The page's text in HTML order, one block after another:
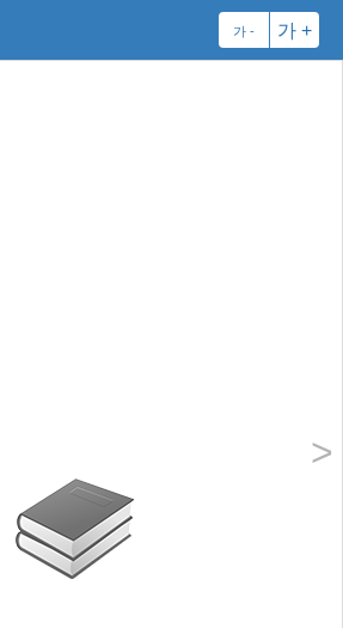
가 - 가 +
>